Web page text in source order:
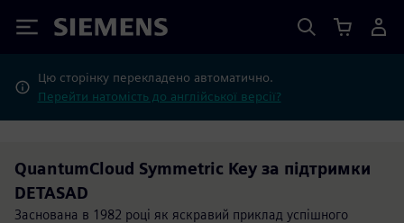
Siemens
Цю сторінку перекладено автоматично.
Перейти натомість до англійської версії?
QuantumCloud Symmetric Key за підтримки
DETASAD
Заснована в 1982 році як яскравий приклад успішного